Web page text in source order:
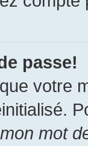
passe!
votre
mot